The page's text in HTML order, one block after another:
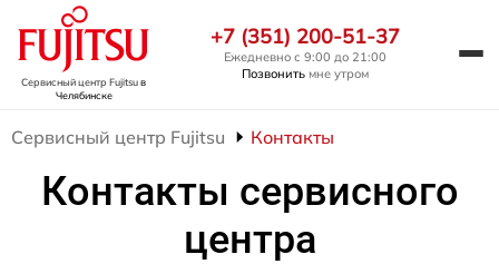
Сервисный центр Fujitsuв
Челябинске
+7 (351) 200-51-37
Ежедневно с 9:00 до 21:00
Позвонить мне утром
Сервисный центр Fujitsu Контакты
Контакты сервисного
центра